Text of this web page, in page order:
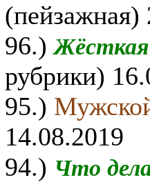
(пейзажная)
96.)
рубрики)
95.)
14.08.2019
94.) Что